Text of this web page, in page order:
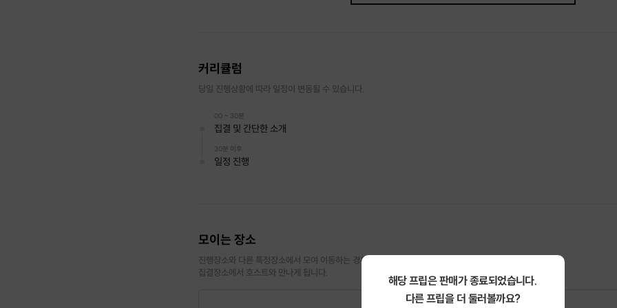
안녕하세요. 신생 호스트 위드유입니다.
이번에 위드 코로나로 규제가 조금 완화되고 사람과 단절된 여러분들을 위해 일상에 새로운 변화를 주고자 하여
저희는 이번 크리스마스를 방구석에서 케빈과 함께 보내실 분들을 위해 간단한 모임을 통한 방구석 탈출 프로젝
저희 모임에 참가하셔서 즐거운 이야기를 나누며 새로운 인연을 만드실 수 있습니다
프로그램
커리큘럼
당일 진행상황에 따라 일정이 변동될 수 있습니다.
00 ~ 30분
집결 및 간단한 소개
30분 이후
일정 진행
모이는 장소
진행장소와 다른 특정장소에서 모여 이동하는 경우
집결장소에서 호스트와 만나게 됩니다.
해당 프립은 판매가 종료되었습니다.
다른 프립을 더 둘러볼까요?